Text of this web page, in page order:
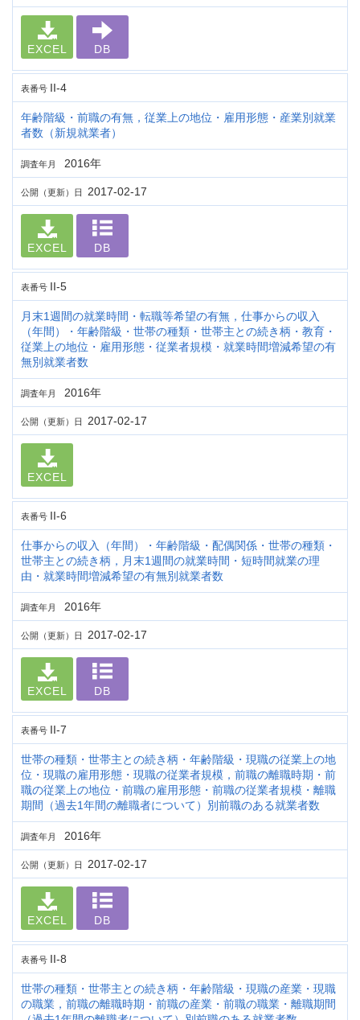
EXCEL DB
表番号 II-4
年齢階級・前職の有無，従業上の地位・雇用形態・産業別就業
者数（新規就業者）
調査年月 2016年
公開（更新）日 2017-02-17
EXCEL DB
表番号 II-5
月末1週間の就業時間・転職等希望の有無，仕事からの収入
（年間）・年齢階級・世帯の種類・世帯主との続き柄・教育・
従業上の地位・雇用形態・従業者規模・就業時間増減希望の有
無別就業者数
調査年月 2016年
公開（更新）日 2017-02-17
EXCEL
表番号 II-6
仕事からの収入（年間）・年齢階級・配偶関係・世帯の種類・
世帯主との続き柄，月末1週間の就業時間・短時間就業の理
由・就業時間増減希望の有無別就業者数
調査年月 2016年
公開（更新）日 2017-02-17
EXCEL DB
表番号 II-7
世帯の種類・世帯主との続き柄・年齢階級・現職の従業上の地
位・現職の雇用形態・現職の従業者規模，前職の離職時期・前
職の従業上の地位・前職の雇用形態・前職の従業者規模・離職
期間（過去1年間の離職者について）別前職のある就業者数
調査年月 2016年
公開（更新）日 2017-02-17
EXCEL DB
表番号 II-8
世帯の種類・世帯主との続き柄・年齢階級・現職の産業・現職
の職業，前職の離職時期・前職の産業・前職の職業・離職期間